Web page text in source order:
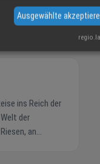
ins Reich der
der
an
Ausgewählte